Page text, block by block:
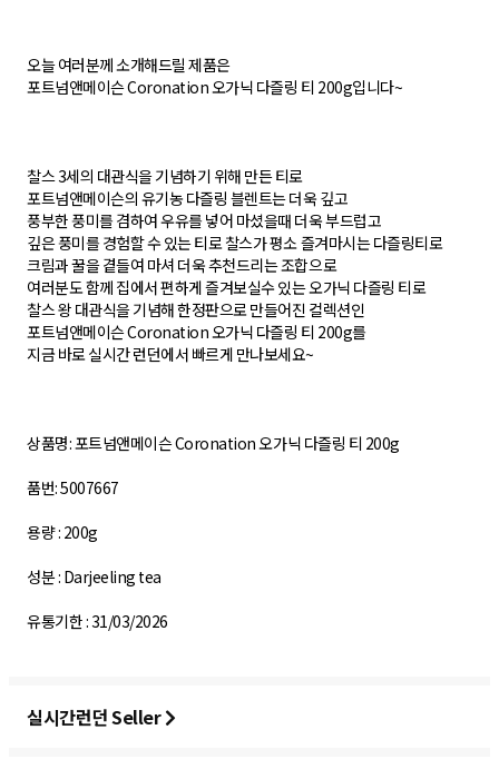
오늘 여러분께 소개해드릴 제품은
포트넘앤메이슨 Coronation 오가닉 다즐링 티 200g입니다~
찰스 3세의 대관식을 기념하기 위해 만든 티로
포트넘앤메이슨의 유기농 다즐링 블렌트는 더욱 깊고
풍부한 풍미를 겸하여 우유를 넣어 마셨을때 더욱 부드럽고
깊은 풍미를 경험할 수 있는 티로 찰스가 평소 즐겨마시는 다즐링티로
크림과 꿀을 곁들여 마셔 더욱 추천드리는 조합으로
여러분도 함께 집에서 편하게 즐겨보실수 있는 오가닉 다즐링 티로
찰스 왕 대관식을 기념해 한정판으로 만들어진 컬렉션인
포트넘앤메이슨 Coronation 오가닉 다즐링 티 200g를
지금 바로 실시간 런던에서 빠르게 만나보세요~
상품명: 포트넘앤메이슨 Coronation 오가닉 다즐링 티 200g
품번: 5007667
용량 : 200g
성분 : Darjeeling tea
유통기한 : 31/03/2026
실시간런던 Seller